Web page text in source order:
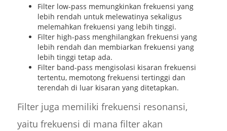
Filter low-pass memungkinkan frekuensi yang
lebih rendah untuk melewatinya sekaligus
melemahkan frekuensi yang lebih tinggi.
Filter high-pass menghilangkan frekuensi yang
lebih rendah dan membiarkan frekuensi yang
lebih tinggi tetap ada.
Filter band-pass mengisolasi kisaran frekuensi
tertentu, memotong frekuensi tertinggi dan
terendah di luar kisaran yang ditetapkan.
Filter juga memiliki frekuensi resonansi,
yaitu frekuensi di mana filter akan